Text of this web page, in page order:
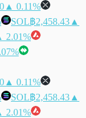
▲ 0.11%
SOL฿2,458.43 ▲
2.01%
▲ 0.11%
SOL฿2,458.43 ▲
2.01%